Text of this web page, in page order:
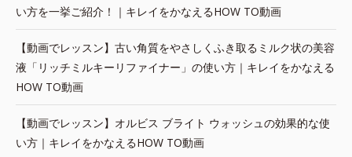
い方を一挙ご紹介！｜キレイをかなえるHOW TO動画
【動画でレッスン】古い角質をやさしくふき取るミルク状の美容
液「リッチミルキーリファイナー」の使い方｜キレイをかなえる
HOW TO動画
【動画でレッスン】オルビス ブライト ウォッシュの効果的な使
い方｜キレイをかなえるHOW TO動画